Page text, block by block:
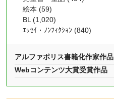
絵本 (59)
BL (1,020)
ｴｯｾｲ・ﾉﾝﾌｨｸｼｮﾝ (840)
アルファポリス書籍化作家作品
Webコンテンツ大賞受賞作品